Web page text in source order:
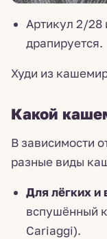
Артикул 2/28
драпируется.
Худи из
Какой
В зависимости
разные виды
Для лёгких
вспушённый
Cariaggi).